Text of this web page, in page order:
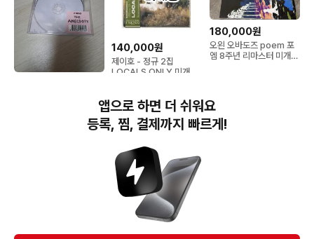
초판 택포 15만 (가사 포스
140,000원
제이호 - 정규 2집
LOCALS ONLY 미개봉
180,000원
오왼 오바도즈 poem 포
엠 8주년 리마스터 미개봉
번개장터(주) 사업자정보, 이용약관 및 기타 법적고지
번개장터㈜는 통신판매중개자이며, 통신판매의 당사자가 아닙니다. 전자상거래 등에서의
소비자보호에 관한 법률 등 관련 법령 및 번개장터㈜의 약관에 따라 상품, 상품정보, 거래에 관한 책임은
개별 판매자에게 귀속하고, 번개장터㈜는 원칙적으로 회원간 거래에 대하여 책임을 지지 않습니다.
다만, 번개장터㈜가 직접 판매하는 상품에 대한 책임은 번개장터㈜에게 귀속합니다.
앱으로 하면 더 쉬워요
등록, 찜, 결제까지 빠르게!